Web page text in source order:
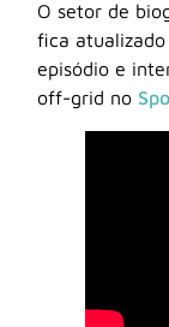
O setor de
fica
episódio e
off-grid no